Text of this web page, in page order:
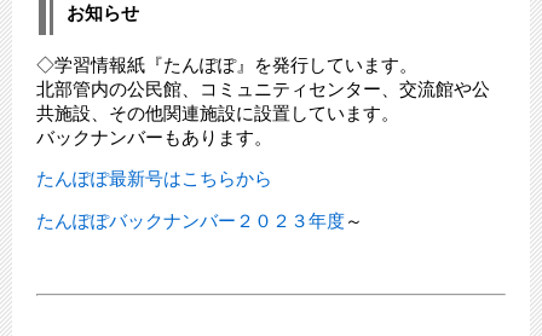
お知らせ
◇学習情報紙『たんぽぽ』を発行しています。
北部管内の公民館、コミュニティセンター、交流館や公
共施設、その他関連施設に設置しています。
バックナンバーもあります。
たんぽぽ最新号はこちらから
たんぽぽバックナンバー２０２３年度～